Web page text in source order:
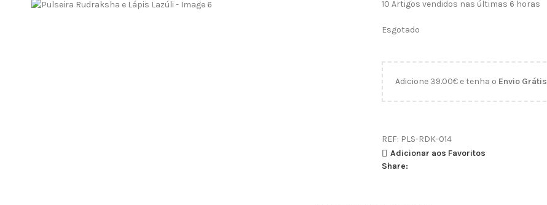
10 Artigos vendidos nas últimas 6 horas
Esgotado
Adicione 39.00€ e tenha o Envio Grátis
REF: PLS-RDK-014
Adicionar aos Favoritos
Share: